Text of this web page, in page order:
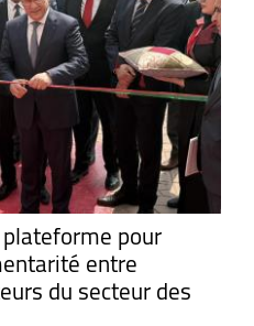
pour
entre
du secteur des